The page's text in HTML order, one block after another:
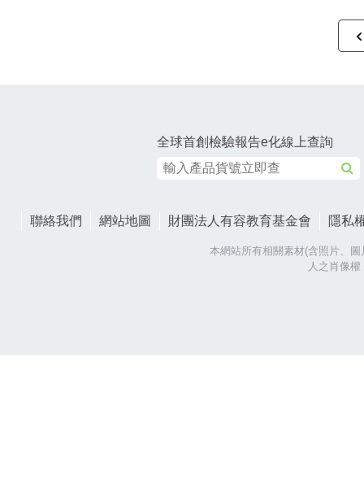
全球首創檢驗報告e化線上查詢
聯絡我們 網站地圖 財團法人有容教育基金會 隱私
本網站所有相關素材(含照片、
人之肖像